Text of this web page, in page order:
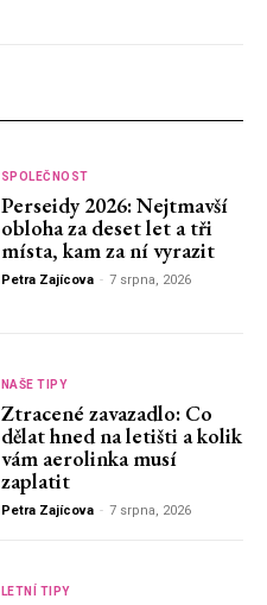
SPOLEČNOST
Perseidy 2026: Nejtmavší
obloha za deset let a tři
místa, kam za ní vyrazit
Petra Zajícova - 7 srpna, 2026
NAŠE TIPY
Ztracené zavazadlo: Co
dělat hned na letišti a kolik
vám aerolinka musí
zaplatit
Petra Zajícova - 7 srpna, 2026
LETNÍ TIPY